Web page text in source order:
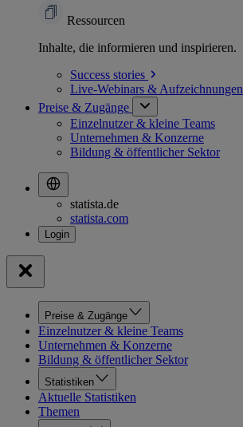
Ressourcen
Inhalte, die informieren und inspirieren.
Success stories
Live-Webinars & Aufzeichnungen
Preise & Zugänge
Einzelnutzer & kleine Teams
Unternehmen & Konzerne
Bildung & öffentlicher Sektor
statista.de
statista.com
Preise & Zugänge
Einzelnutzer & kleine Teams
Unternehmen & Konzerne
Bildung & öffentlicher Sektor
Statistiken
Aktuelle Statistiken
Themen